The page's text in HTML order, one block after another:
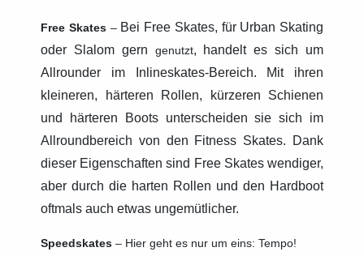
Free Skates–Bei Free Skates, für Urban Skating
oder Slalom gern genutzt, handelt es sich um
Allrounder im Inlineskates-Bereich. Mit ihren
kleineren, härteren Rollen, kürzeren Schienen
und härteren Boots unterscheiden sie sich im
Allroundbereich von den Fitness Skates. Dank
dieser Eigenschaften sind Free Skates wendiger,
aber durch die harten Rollen und den Hardboot
oftmals auch etwas ungemütlicher.
Speedskates – Hier geht es nur um eins: Tempo!